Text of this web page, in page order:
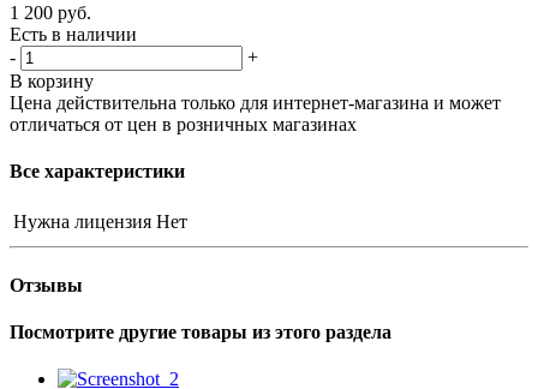
1 200 руб.
Есть в наличии
-
+
В корзину
Цена действительна только для интернет-магазина и может
отличаться от цен в розничных магазинах
Все характеристики
Нужна лицензия Нет
Отзывы
Посмотрите другие товары из этого раздела